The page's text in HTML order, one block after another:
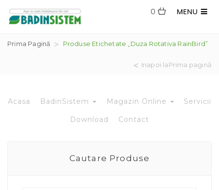
MENU
0
Prima Pagină Produse Etichetate „duza Rotativa RainBird”
Inapoi laPrima pagină
Acasa BadinSistem Magazin Online Servicii
Download Contact
Cautare Produse